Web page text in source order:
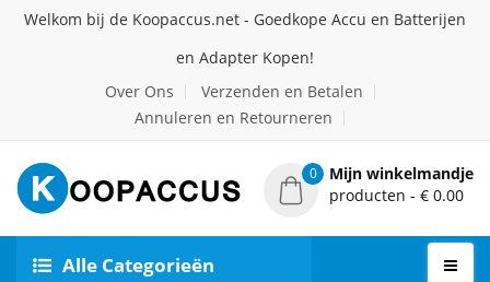
Welkom bij de Koopaccus.net - Goedkope Accu en Batterijen
en Adapter Kopen!
Over Ons
Verzenden en Betalen
Annuleren en Retourneren
0
Mijn winkelmandje
producten - € 0.00
Alle Categorieën